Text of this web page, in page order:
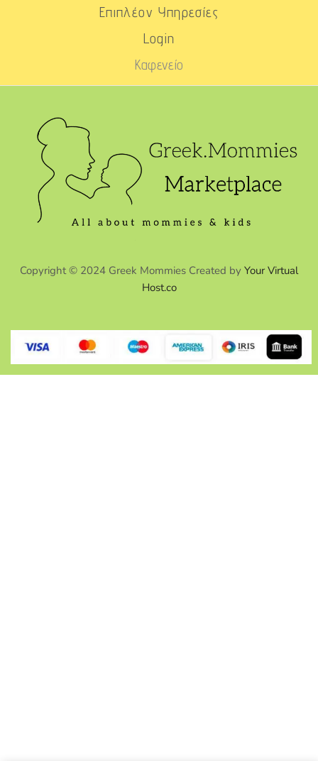
Επιπλέον Υπηρεσίες
Login
Καφενείο
Copyright © 2024 Greek Mommies Created by Your Virtual
Host.co